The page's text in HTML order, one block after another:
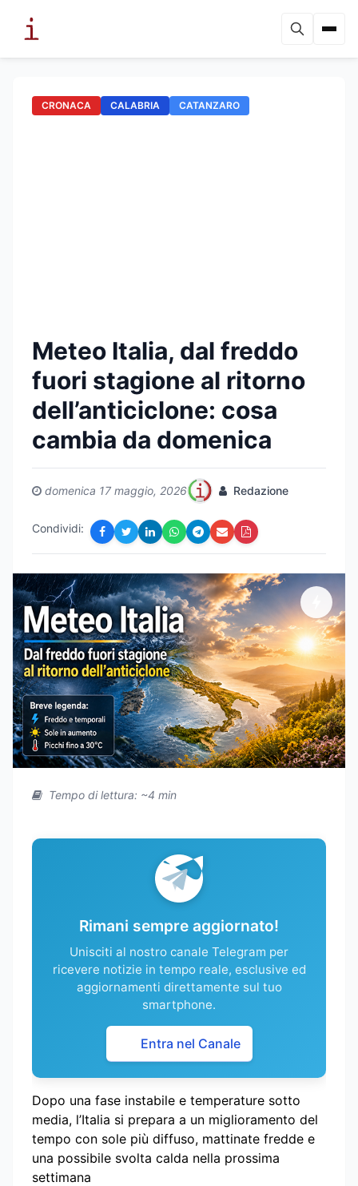
CRONACA CALABRIA CATANZARO
Meteo Italia, dal freddo
fuori stagione al ritorno
dell’anticiclone: cosa
cambia da domenica
domenica 17 maggio, 2026 Redazione
Condividi:
Tempo di lettura: ~4 min
Rimani sempre aggiornato!
Unisciti al nostro canale Telegram per
ricevere notizie in tempo reale, esclusive ed
aggiornamenti direttamente sul tuo
smartphone.
Entra nel Canale
Dopo una fase instabile e temperature sotto
media, l’Italia si prepara a un miglioramento del
tempo con sole più diffuso, mattinate fredde e
una possibile svolta calda nella prossima
settimana